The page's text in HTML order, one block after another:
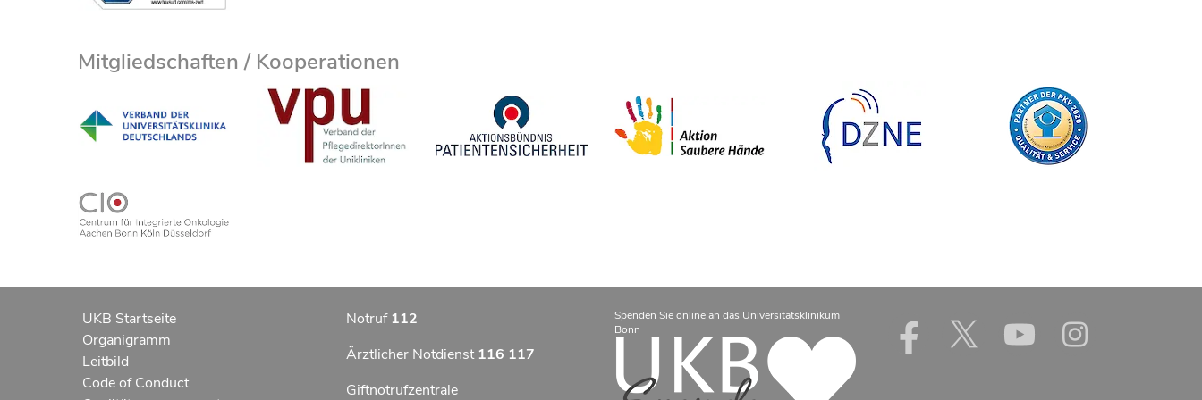
Mitgliedschaften / Kooperationen
UKB Startseite
Organigramm
Leitbild
Code of Conduct
Notruf 112
Ärztlicher Notdienst 116 117
Giftnotrufzentrale
Spenden Sie online an das Universitätsklinikum
Bonn